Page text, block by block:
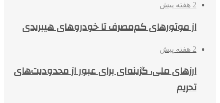
2 هفته پیش
از موتورهای کم‌مصرف تا خودروهای هیبریدی
2 هفته پیش
ارزهای ملی، گزینه‌ای برای عبور از محدودیت‌های
تحریم